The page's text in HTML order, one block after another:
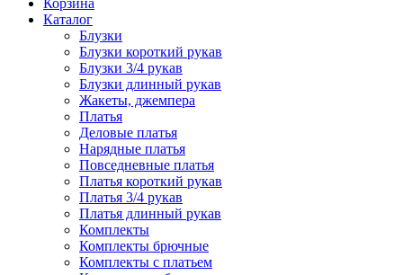
Каталог
Блузки
Блузки короткий рукав
Блузки 3/4 рукав
Блузки длинный рукав
Жакеты, джемпера
Платья
Деловые платья
Нарядные платья
Повседневные платья
Платья короткий рукав
Платья 3/4 рукав
Платья длинный рукав
Комплекты
Комплекты брючные
Комплекты с платьем